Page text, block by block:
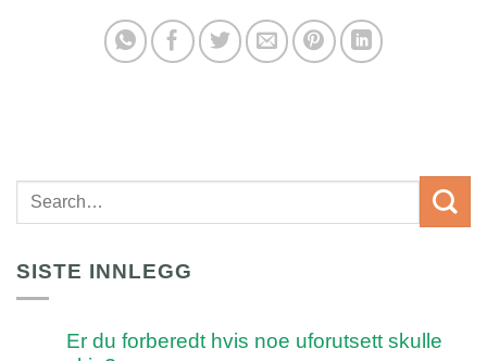
SISTE INNLEGG
Er du forberedt hvis noe uforutsett skulle